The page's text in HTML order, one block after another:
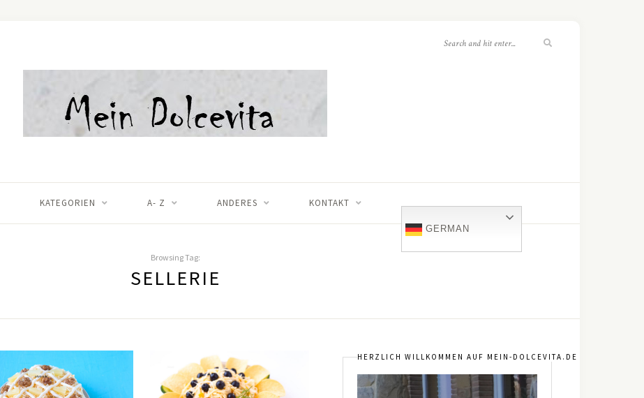
KATEGORIEN A- Z ANDERES KONTAKT
GERMAN
Browsing Tag:
SELLERIE
HERZLICH WILLKOMMEN AUF MEIN-DOLCEVITA.DE